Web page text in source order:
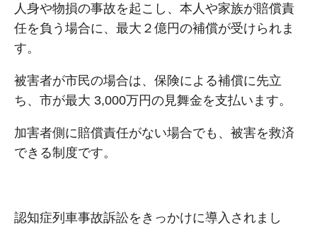
⼈⾝や物損の事故を起こし、本⼈や家族が賠償責
任を負う場合に、最⼤２億円の補償が受けられま
す。
被害者が市⺠の場合は、保険による補償に先⽴
ち、市が最⼤ 3,000万円の⾒舞⾦を⽀払います。
加害者側に賠償責任がない場合でも、被害を救済
できる制度です。
認知症列⾞事故訴訟をきっかけに導⼊されまし